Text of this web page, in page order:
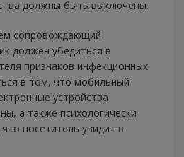
должны быть выключены.
сопровождающий
должен убедиться в
признаков инфекционных
в том, что мобильный
устройства
а также психологически
посетитель увидит в